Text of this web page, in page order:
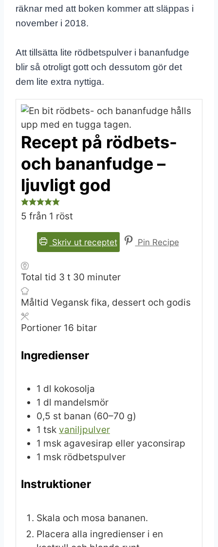
räknar med att boken kommer att släppas i
november i 2018.
Att tillsätta lite rödbetspulver i bananfudge
blir så otroligt gott och dessutom gör det
dem lite extra nyttiga.
Recept på rödbets-
och bananfudge –
ljuvligt god
5 från 1 röst
Skriv ut receptet Pin Recipe
Total tid 3 timmar
t 30 minuter
minuter
Måltid Vegansk fika, dessert och godis
Portioner 16 bitar
Ingredienser
1 dl kokosolja
1 dl mandelsmör
0,5 st banan (60–70 g)
1 tsk vaniljpulver
1 msk agavesirap eller yaconsirap
1 msk rödbetspulver
Instruktioner
Skala och mosa bananen.
Placera alla ingredienser i en